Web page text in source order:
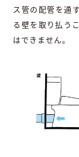
ス管の配管を通
る壁を取り払う
はできません。